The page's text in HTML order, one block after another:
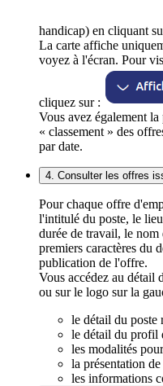
handicap) en cliquant
La carte affiche
voyez à l'écran. Pour
cliquez sur :
Vous avez également
« classement » des
par date.
4. Consulter les offres
Pour chaque offre
l'intitulé du poste, le
durée de travail, le nom
premiers caractères du
publication de l'offre.
Vous accédez au détail
ou sur le logo sur la
le détail du poste
le détail du profil
les modalités
la présentation
les informations